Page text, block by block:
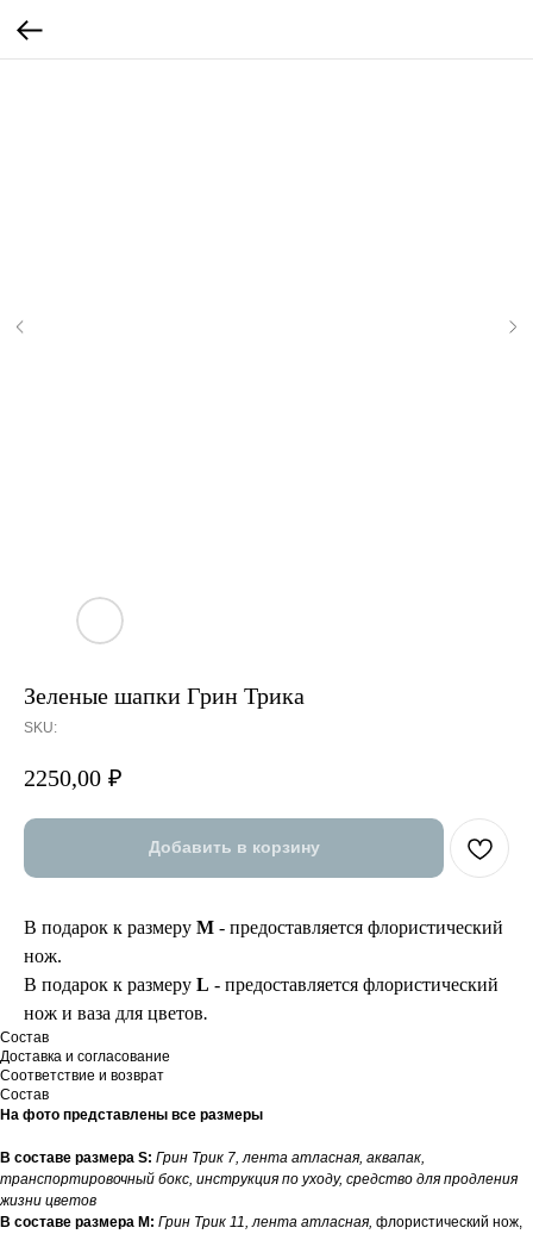
Зеленые шапки Грин Трика
SKU:
2250,00 ₽
Добавить в корзину
В подарок к размеру М - предоставляется флористический
нож.
В подарок к размеру L - предоставляется флористический
нож и ваза для цветов.
Состав
Доставка и согласование
Соответствие и возврат
Состав
На фото представлены все размеры
В составе размера S: Грин Трик 7, лента атласная, аквапак,
транспортировочный бокс, инструкция по уходу, средство для продления
жизни цветов
В составе размера M: Грин Трик 11, лента атласная, флористический нож,